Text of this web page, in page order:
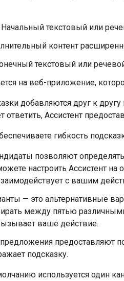
Начальный текстовый или
контент
текстовый или
на веб-приложение,
добавляются друг к
ответить, Ассистент
гибкость
позволяют
настроить Ассистент
с вашим
— это альтернативные
между пятью
ваше действие.
предоставляют
подсказку.
используется один